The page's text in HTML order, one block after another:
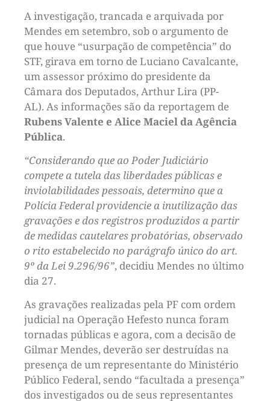
A investigação, trancada e arquivada por
Mendes em setembro, sob o argumento de
que houve “usurpação de competência” do
STF, girava em torno de Luciano Cavalcante,
um assessor próximo do presidente da
Câmara dos Deputados, Arthur Lira (PP-
AL). As informações são da reportagem de
Rubens Valente e Alice Maciel da Agência
Pública.
“Considerando que ao Poder Judiciário
compete a tutela das liberdades públicas e
inviolabilidades pessoais, determino que a
Polícia Federal providencie a inutilização das
gravações e dos registros produzidos a partir
de medidas cautelares probatórias, observado
o rito estabelecido no parágrafo único do art.
9º da Lei 9.296/96”, decidiu Mendes no último
dia 27.
As gravações realizadas pela PF com ordem
judicial na Operação Hefesto nunca foram
tornadas públicas e agora, com a decisão de
Gilmar Mendes, deverão ser destruídas na
presença de um representante do Ministério
Público Federal, sendo “facultada a presença”
dos investigados ou de seus representantes